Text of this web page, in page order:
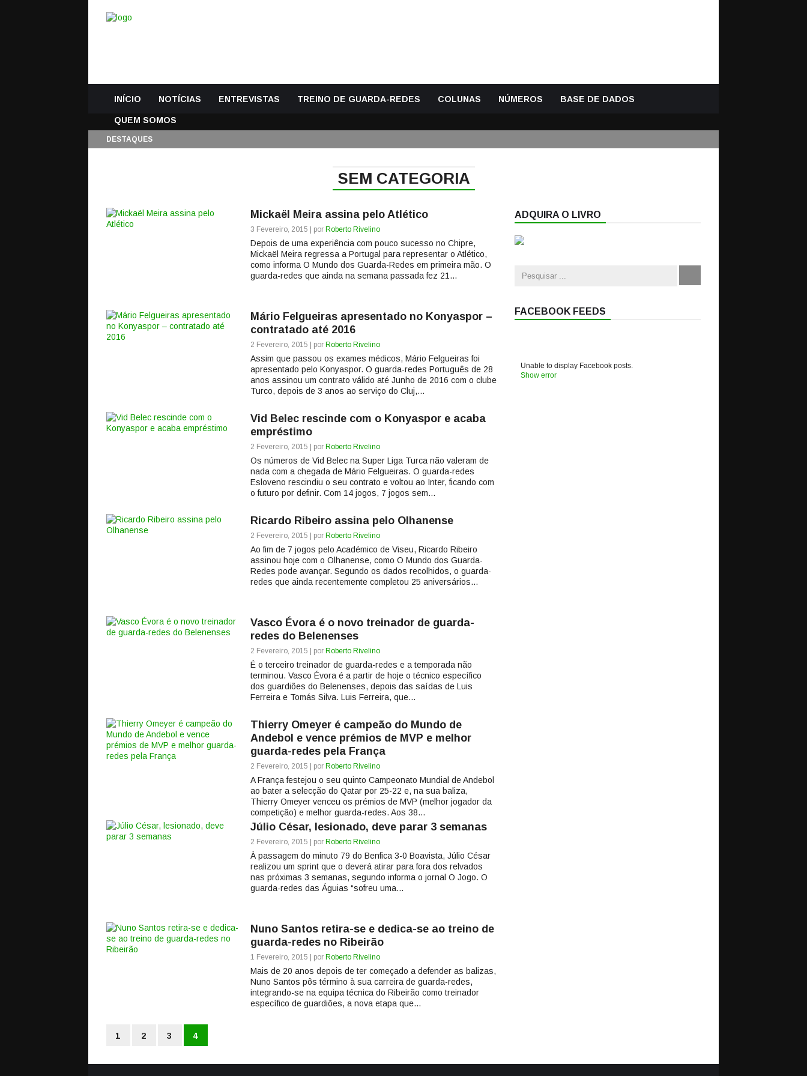
INÍCIO NOTÍCIAS ENTREVISTAS TREINO DE GUARDA-REDES COLUNAS NÚMEROS BASE DE DADOS
QUEM SOMOS
DESTAQUES
SEM CATEGORIA
Mickaël Meira assina pelo Atlético
3 Fevereiro, 2015 | por Roberto Rivelino
Depois de uma experiência com pouco sucesso no Chipre,
Mickaël Meira regressa a Portugal para representar o Atlético,
como informa O Mundo dos Guarda-Redes em primeira mão. O
guarda-redes que ainda na semana passada fez 21...
Mário Felgueiras apresentado no Konyaspor –
contratado até 2016
2 Fevereiro, 2015 | por Roberto Rivelino
Assim que passou os exames médicos, Mário Felgueiras foi
apresentado pelo Konyaspor. O guarda-redes Português de 28
anos assinou um contrato válido até Junho de 2016 com o clube
Turco, depois de 3 anos ao serviço do Cluj,...
Vid Belec rescinde com o Konyaspor e acaba
empréstimo
2 Fevereiro, 2015 | por Roberto Rivelino
Os números de Vid Belec na Super Liga Turca não valeram de
nada com a chegada de Mário Felgueiras. O guarda-redes
Esloveno rescindiu o seu contrato e voltou ao Inter, ficando com
o futuro por definir. Com 14 jogos, 7 jogos sem...
Ricardo Ribeiro assina pelo Olhanense
2 Fevereiro, 2015 | por Roberto Rivelino
Ao fim de 7 jogos pelo Académico de Viseu, Ricardo Ribeiro
assinou hoje com o Olhanense, como O Mundo dos Guarda-
Redes pode avançar. Segundo os dados recolhidos, o guarda-
redes que ainda recentemente completou 25 aniversários...
Vasco Évora é o novo treinador de guarda-
redes do Belenenses
2 Fevereiro, 2015 | por Roberto Rivelino
É o terceiro treinador de guarda-redes e a temporada não
terminou. Vasco Évora é a partir de hoje o técnico específico
dos guardiões do Belenenses, depois das saídas de Luis
Ferreira e Tomás Silva. Luis Ferreira, que...
Thierry Omeyer é campeão do Mundo de
Andebol e vence prémios de MVP e melhor
guarda-redes pela França
2 Fevereiro, 2015 | por Roberto Rivelino
A França festejou o seu quinto Campeonato Mundial de Andebol
ao bater a selecção do Qatar por 25-22 e, na sua baliza,
Thierry Omeyer venceu os prémios de MVP (melhor jogador da
competição) e melhor guarda-redes. Aos 38...
Júlio César, lesionado, deve parar 3 semanas
2 Fevereiro, 2015 | por Roberto Rivelino
À passagem do minuto 79 do Benfica 3-0 Boavista, Júlio César
realizou um sprint que o deverá atirar para fora dos relvados
nas próximas 3 semanas, segundo informa o jornal O Jogo. O
guarda-redes das Águias “sofreu uma...
Nuno Santos retira-se e dedica-se ao treino de
guarda-redes no Ribeirão
1 Fevereiro, 2015 | por Roberto Rivelino
Mais de 20 anos depois de ter começado a defender as balizas,
Nuno Santos pôs término à sua carreira de guarda-redes,
integrando-se na equipa técnica do Ribeirão como treinador
específico de guardiões, a nova etapa que...
1 2 3 4
ADQUIRA O LIVRO
FACEBOOK FEEDS
Unable to display Facebook posts.
Show error